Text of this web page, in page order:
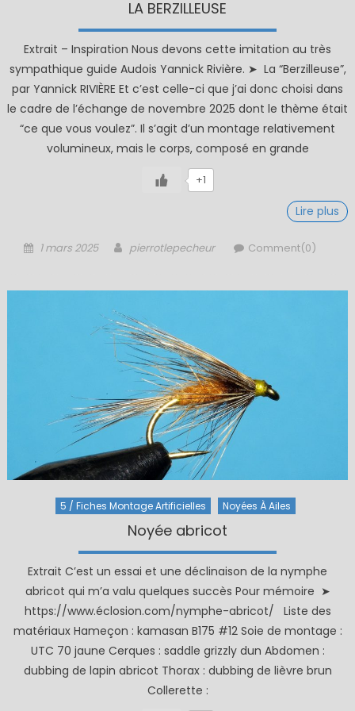
LA BERZILLEUSE
Extrait – Inspiration Nous devons cette imitation au très
sympathique guide Audois Yannick Rivière. ➤ La “Berzilleuse”,
par Yannick RIVIÈRE Et c’est celle-ci que j’ai donc choisi dans
le cadre de l’échange de novembre 2025 dont le thème était
“ce que vous voulez”. Il s’agit d’un montage relativement
volumineux, mais le corps, composé en grande
+1
Lire plus
Posted
1 mars 2025 Author
pierrotlepecheur Comment(0)
5 / Fiches Montage Artificielles Noyées À Ailes
Noyée abricot
Extrait C’est un essai et une déclinaison de la nymphe
abricot qui m’a valu quelques succès Pour mémoire ➤
https://www.éclosion.com/nymphe-abricot/ Liste des
matériaux Hameçon : kamasan B175 #12 Soie de montage :
UTC 70 jaune Cerques : saddle grizzly dun Abdomen :
dubbing de lapin abricot Thorax : dubbing de lièvre brun
Collerette :